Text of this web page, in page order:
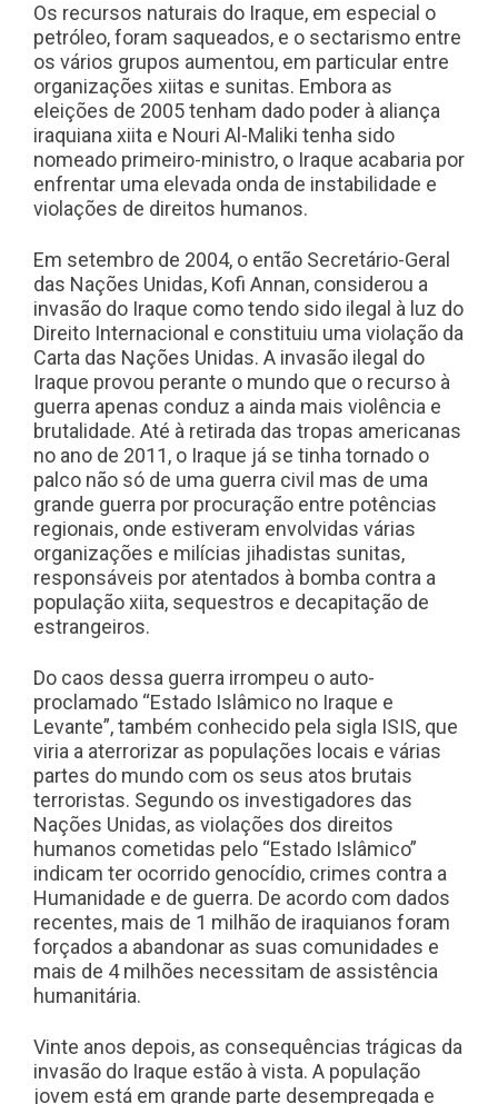
Os recursos naturais do Iraque, em especial o
petróleo, foram saqueados, e o sectarismo entre
os vários grupos aumentou, em particular entre
organizações xiitas e sunitas. Embora as
eleições de 2005 tenham dado poder à aliança
iraquiana xiita e Nouri Al-Maliki tenha sido
nomeado primeiro-ministro, o Iraque acabaria por
enfrentar uma elevada onda de instabilidade e
violações de direitos humanos.
Em setembro de 2004, o então Secretário-Geral
das Nações Unidas, Kofi Annan, considerou a
invasão do Iraque como tendo sido ilegal à luz do
Direito Internacional e constituiu uma violação da
Carta das Nações Unidas. A invasão ilegal do
Iraque provou perante o mundo que o recurso à
guerra apenas conduz a ainda mais violência e
brutalidade. Até à retirada das tropas americanas
no ano de 2011, o Iraque já se tinha tornado o
palco não só de uma guerra civil mas de uma
grande guerra por procuração entre potências
regionais, onde estiveram envolvidas várias
organizações e milícias jihadistas sunitas,
responsáveis por atentados à bomba contra a
população xiita, sequestros e decapitação de
estrangeiros.
Do caos dessa guerra irrompeu o auto-
proclamado “Estado Islâmico no Iraque e
Levante”, também conhecido pela sigla ISIS, que
viria a aterrorizar as populações locais e várias
partes do mundo com os seus atos brutais
terroristas. Segundo os investigadores das
Nações Unidas, as violações dos direitos
humanos cometidas pelo “Estado Islâmico”
indicam ter ocorrido genocídio, crimes contra a
Humanidade e de guerra. De acordo com dados
recentes, mais de 1 milhão de iraquianos foram
forçados a abandonar as suas comunidades e
mais de 4 milhões necessitam de assistência
humanitária.
Vinte anos depois, as consequências trágicas da
invasão do Iraque estão à vista. A população
jovem está em grande parte desempregada e